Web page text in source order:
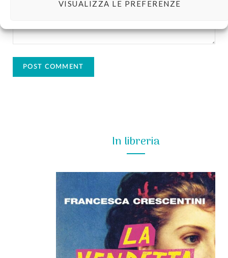
VISUALIZZA LE PREFERENZE
In libreria